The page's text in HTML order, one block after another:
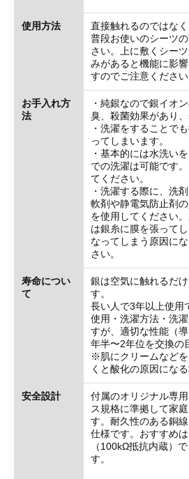
使用方法
直接触れるのではな
普段お使いのシーツ
さい。上に敷くシー
みがあると機能に影
すのでご注意ください
お手入れ方
法
・純銀なので銀イオ
臭、殺菌効果があり
・洗濯をすることで
ってしまいます。
・基本的には水洗い
での洗濯は可能です
てください。
・洗濯する際に、洗
軟剤や静電気防止剤
を使用してください
は銀糸に膜を張って
なってしまう原因に
さい。
寿命につい
て
銀は空気に触れるだ
す。
長い人で3年以上使用
使用・洗濯方法・洗
すが、適切な性能（
年半〜2年位を交換の
※肌にクリームなど
くと酸化の原因にな
安全設計
付属のオリジナル専
ス規格に準拠して家
す。耐久性のある銅
仕様です。おすすめ
（100kΩ抵抗内蔵）
す。